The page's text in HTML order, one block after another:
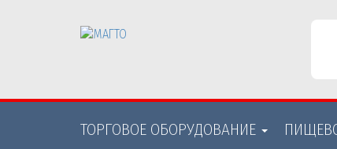
ТОРГОВОЕ ОБОРУДОВАНИE